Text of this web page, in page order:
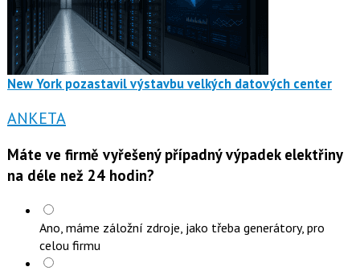
New York pozastavil výstavbu velkých datových center
ANKETA
Máte ve firmě vyřešený případný výpadek elektřiny
na déle než 24 hodin?
Ano, máme záložní zdroje, jako třeba generátory, pro
celou firmu